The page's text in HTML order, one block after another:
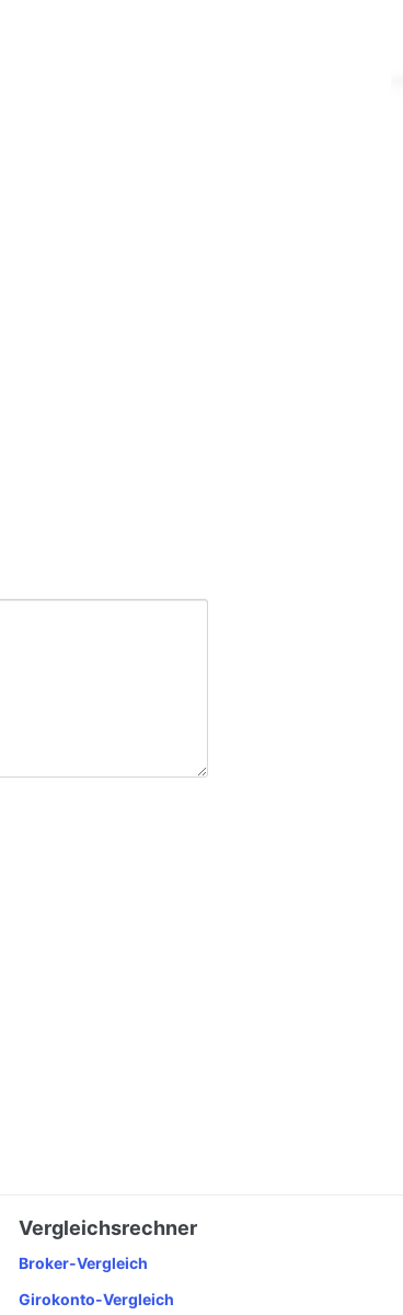
Vergleichsrechner
Broker-Vergleich
Girokonto-Vergleich